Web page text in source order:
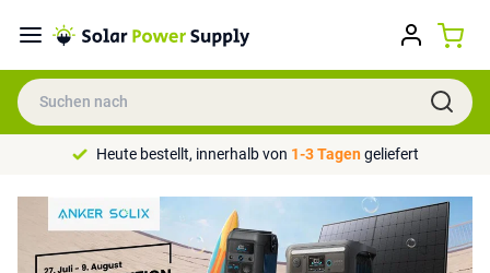
Heute bestellt, innerhalb von 1-3 Tagengeliefert